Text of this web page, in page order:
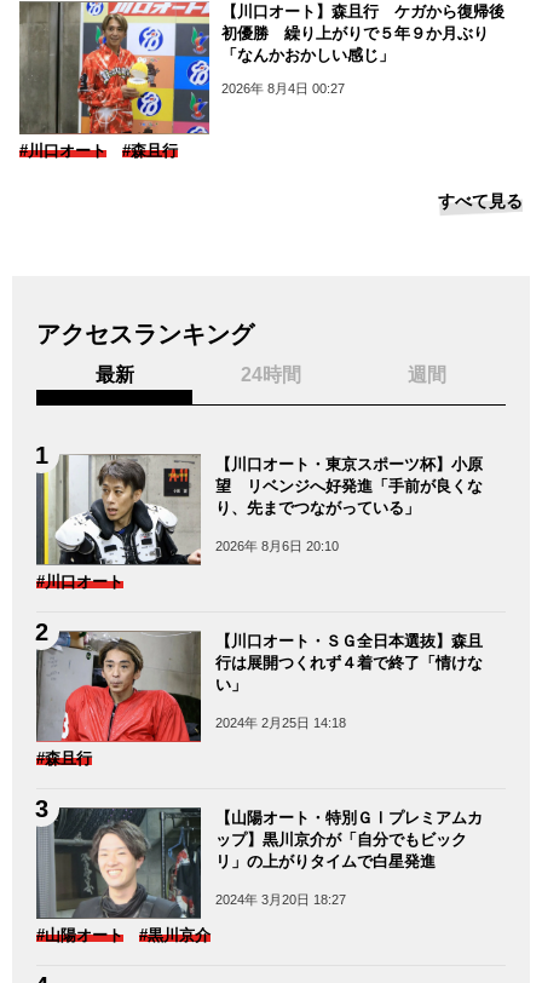
【川口オート】森且行 ケガから復帰後
初優勝 繰り上がりで５年９か月ぶり
「なんかおかしい感じ」
2026年 8月4日 00:27
#川口オート #森且行
すべて見る
アクセスランキング
最新 24時間 週間
【川口オート・東京スポーツ杯】小原
望 リベンジへ好発進「手前が良くな
り、先までつながっている」
2026年 8月6日 20:10
#川口オート
【川口オート・ＳＧ全日本選抜】森且
行は展開つくれず４着で終了「情けな
い」
2024年 2月25日 14:18
#森且行
【山陽オート・特別ＧⅠプレミアムカ
ップ】黒川京介が「自分でもビック
リ」の上がりタイムで白星発進
2024年 3月20日 18:27
#山陽オート #黒川京介